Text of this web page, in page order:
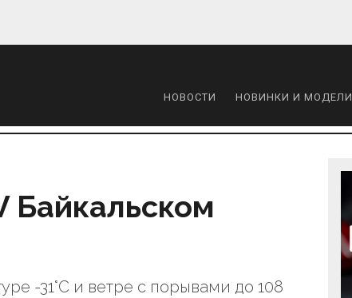
НОВОСТИ НОВИНКИ И МОДЕЛИ
Байкальском
-31°C и ветре с порывами до 108